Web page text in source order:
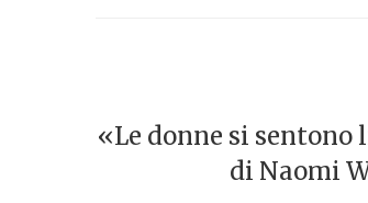
«Le donne si
di Naomi